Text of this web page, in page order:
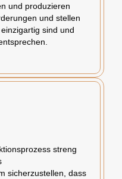
und produzieren
und stellen
sind und
streng
sicherzustellen, dass